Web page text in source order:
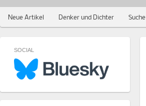
Neue Artikel Denker und Dichter Suche
SOCIAL